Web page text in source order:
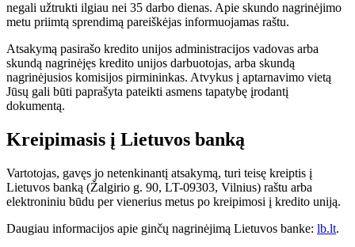
negali užtrukti ilgiau nei 35 darbo dienas. Apie skundo nagrinėjimo
metu priimtą sprendimą pareiškėjas informuojamas raštu.
Atsakymą pasirašo kredito unijos administracijos vadovas arba
skundą nagrinėjęs kredito unijos darbuotojas, arba skundą
nagrinėjusios komisijos pirmininkas. Atvykus į aptarnavimo vietą
Jūsų gali būti paprašyta pateikti asmens tapatybę įrodantį
dokumentą.
Kreipimasis į Lietuvos banką
Vartotojas, gavęs jo netenkinantį atsakymą, turi teisę kreiptis į
Lietuvos banką (Žalgirio g. 90, LT-09303, Vilnius) raštu arba
elektroniniu būdu per vienerius metus po kreipimosi į kredito uniją.
Daugiau informacijos apie ginčų nagrinėjimą Lietuvos banke: lb.lt.